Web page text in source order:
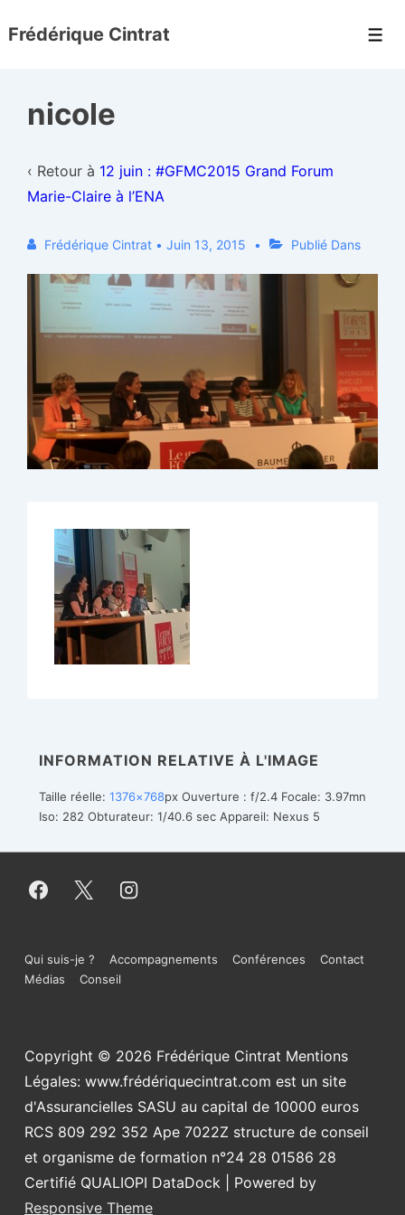
passer
principal
Frédérique Cintrat
nicole
‹ Retour à 12 juin : #GFMC2015 Grand Forum
Marie-Claire à l’ENA
Frédérique Cintrat • Juin 13, 2015 Publié Dans
INFORMATION RELATIVE À L'IMAGE
Taille réelle: 1376×768px Ouverture : f/2.4 Focale: 3.97mn
Iso: 282 Obturateur: 1/40.6 sec Appareil: Nexus 5
Menu
de
page
Qui suis-je ? Accompagnements Conférences
Contact
Médias
Conseil
Copyright © 2026 Frédérique Cintrat Mentions
Légales: www.frédériquecintrat.com est un site
d'Assurancielles SASU au capital de 10000 euros
RCS 809 292 352 Ape 7022Z structure de conseil
et organisme de formation n°24 28 01586 28
Certifié QUALIOPI DataDock
| Powered by
Responsive Theme